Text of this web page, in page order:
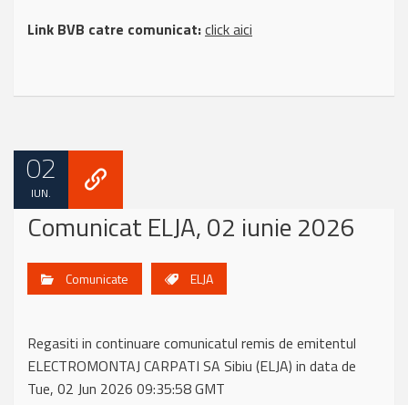
Link BVB catre comunicat:click aici
02
IUN.
Comunicat ELJA, 02 iunie 2026
Comunicate ELJA
Regasiti in continuare comunicatul remis de emitentul
ELECTROMONTAJ CARPATI SA Sibiu (ELJA) in data de
Tue, 02 Jun 2026 09:35:58 GMT